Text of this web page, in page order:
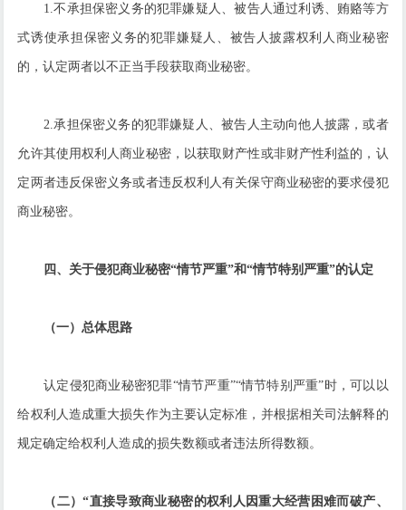
1.不承担保密义务的犯罪嫌疑人、被告人通过利诱、贿赂等方
式诱使承担保密义务的犯罪嫌疑人、被告人披露权利人商业秘密
的，认定两者以不正当手段获取商业秘密。
2.承担保密义务的犯罪嫌疑人、被告人主动向他人披露，或者
允许其使用权利人商业秘密，以获取财产性或非财产性利益的，认
定两者违反保密义务或者违反权利人有关保守商业秘密的要求侵犯
商业秘密。
四、关于侵犯商业秘密“情节严重”和“情节特别严重”的认定
（一）总体思路
认定侵犯商业秘密犯罪“情节严重”“情节特别严重”时，可以以
给权利人造成重大损失作为主要认定标准，并根据相关司法解释的
规定确定给权利人造成的损失数额或者违法所得数额。
（二）“直接导致商业秘密的权利人因重大经营困难而破产、